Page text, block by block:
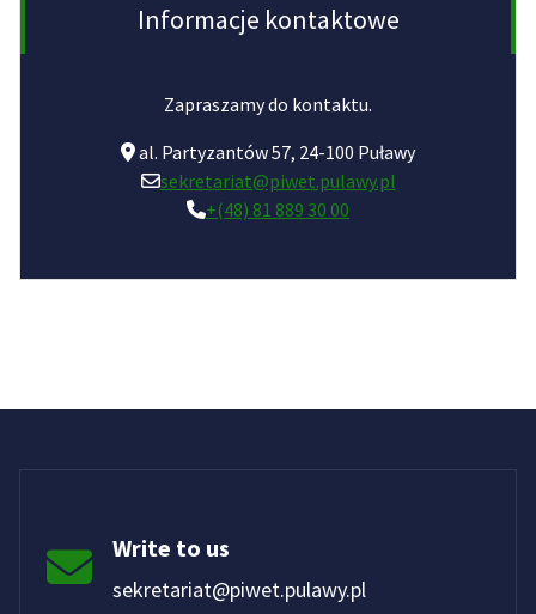
Informacje kontaktowe
Zapraszamy do kontaktu.
al. Partyzantów 57, 24-100 Puławy
sekretariat@piwet.pulawy.pl
+(48) 81 889 30 00
Write to us
sekretariat@piwet.pulawy.pl